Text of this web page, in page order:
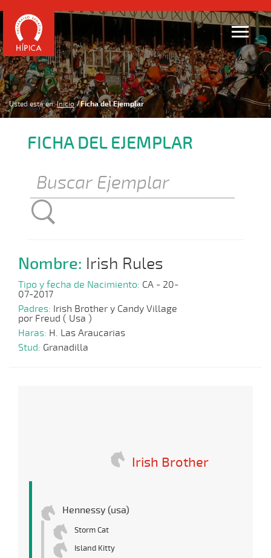
Usted está en: Inicio Ficha del Ejemplar
FICHA DEL EJEMPLAR
Nombre: Irish Rules
Tipo y fecha de Nacimiento: CA - 20-
07-2017
Padres: Irish Brother y Candy Village
por Freud ( Usa )
Haras: H. Las Araucarias
Stud: Granadilla
Irish Brother
Hennessy (usa)
Storm Cat
Island Kitty